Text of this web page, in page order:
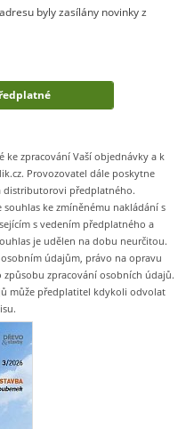
byly zasílány novinky z
zpracování Vaší objednávky a k
Provozovatel dále poskytne
distributorovi předplatného.
ke zmíněnému nakládání s
s vedením předplatného a
je udělen na dobu neurčitou.
údajům, právo na opravu
zpracování osobních údajů.
může předplatitel kdykoli odvolat